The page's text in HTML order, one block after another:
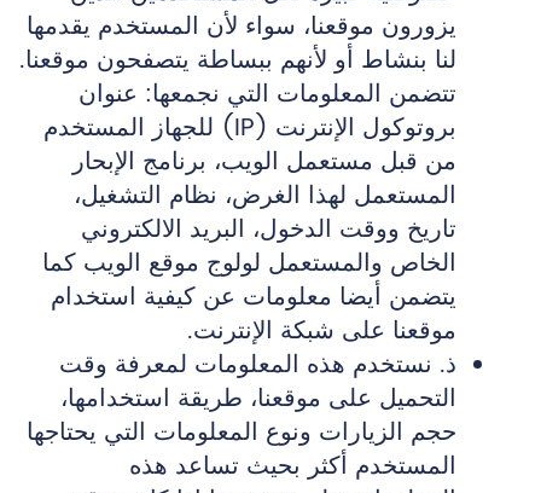
يزورون موقعنا، سواء لأن المستخدم يقدمها
لنا بنشاط أو لأنهم ببساطة يتصفحون موقعنا.
تتضمن المعلومات التي نجمعها: عنوان
بروتوكول الإنترنت (IP) للجهاز المستخدم
من قبل مستعمل الويب، برنامج الإبحار
المستعمل لهذا الغرض، نظام التشغيل،
تاريخ ووقت الدخول، البريد الالكتروني
الخاص والمستعمل لولوج موقع الويب كما
يتضمن أيضا معلومات عن كيفية استخدام
موقعنا على شبكة الإنترنت.
ذ‌. نستخدم هذه المعلومات لمعرفة وقت
التحميل على موقعنا، طريقة استخدامها،
حجم الزيارات ونوع المعلومات التي يحتاجها
المستخدم أكثر بحيث تساعد هذه